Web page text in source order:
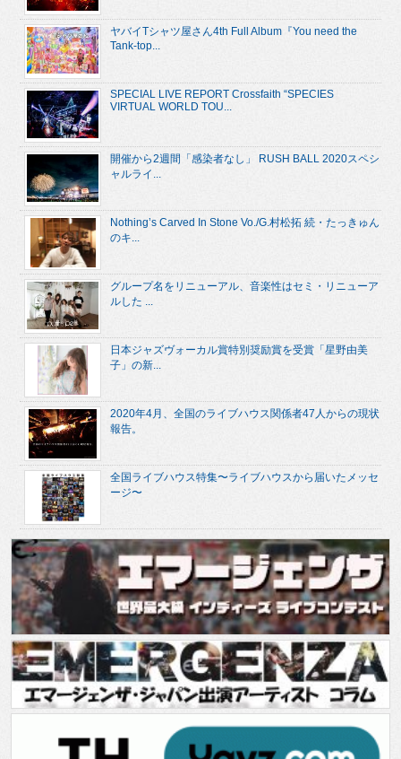
ヤバイTシャツ屋さん4th Full Album『You need the
Tank-top...
SPECIAL LIVE REPORT Crossfaith “SPECIES
VIRTUAL WORLD TOU...
開催から2週間「感染者なし」 RUSH BALL 2020スペシ
ャルライ...
Nothing’s Carved In Stone Vo./G.村松拓 続・たっきゅん
のキ...
グループ名をリニューアル、音楽性はセミ・リニューア
ルした ...
日本ジャズヴォーカル賞特別奨励賞を受賞「星野由美
子」の新...
2020年4月、全国のライブハウス関係者47人からの現状
報告。
全国ライブハウス特集〜ライブハウスから届いたメッセ
ージ〜